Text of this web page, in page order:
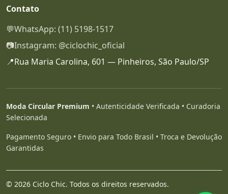
Contato
💬WhatsApp: (11) 5198-1517
📷Instagram: @ciclochic_oficial
📍Rua Maria Carolina, 601 — Pinheiros, São Paulo/SP
Moda Circular Premium • Autenticidade Verificada • Curadoria
Selecionada
Pagamento Seguro • Envio para Todo Brasil • Troca e Devolução
Garantidas
© 2026 Ciclo Chic. Todos os direitos reservados.